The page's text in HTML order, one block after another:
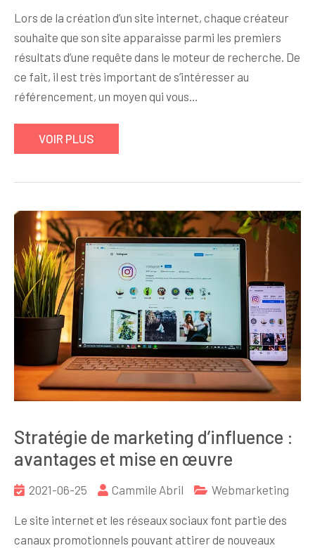
Lors de la création d’un site internet, chaque créateur
souhaite que son site apparaisse parmi les premiers
résultats d’une requête dans le moteur de recherche. De
ce fait, il est très important de s’intéresser au
référencement, un moyen qui vous…
VOIR PLUS
Stratégie de marketing d’influence :
avantages et mise en œuvre
2021-06-25 Cammile Abril Webmarketing
Le site internet et les réseaux sociaux font partie des
canaux promotionnels pouvant attirer de nouveaux